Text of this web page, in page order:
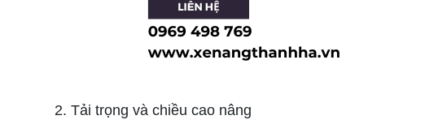
2. Tải trọng và chiều cao nâng